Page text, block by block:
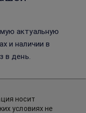
актуальную
и наличии в
в день.
носит
условиях не